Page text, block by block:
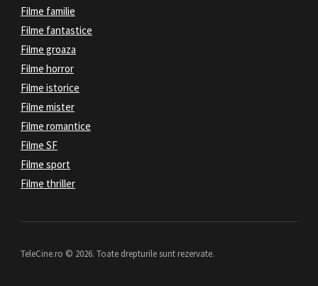
Filme familie
Filme fantastice
Filme groaza
Filme horror
Filme istorice
Filme mister
Filme romantice
Filme SF
Filme sport
Filme thriller
TeleCine.ro © 2026. Toate drepturile sunt rezervate.